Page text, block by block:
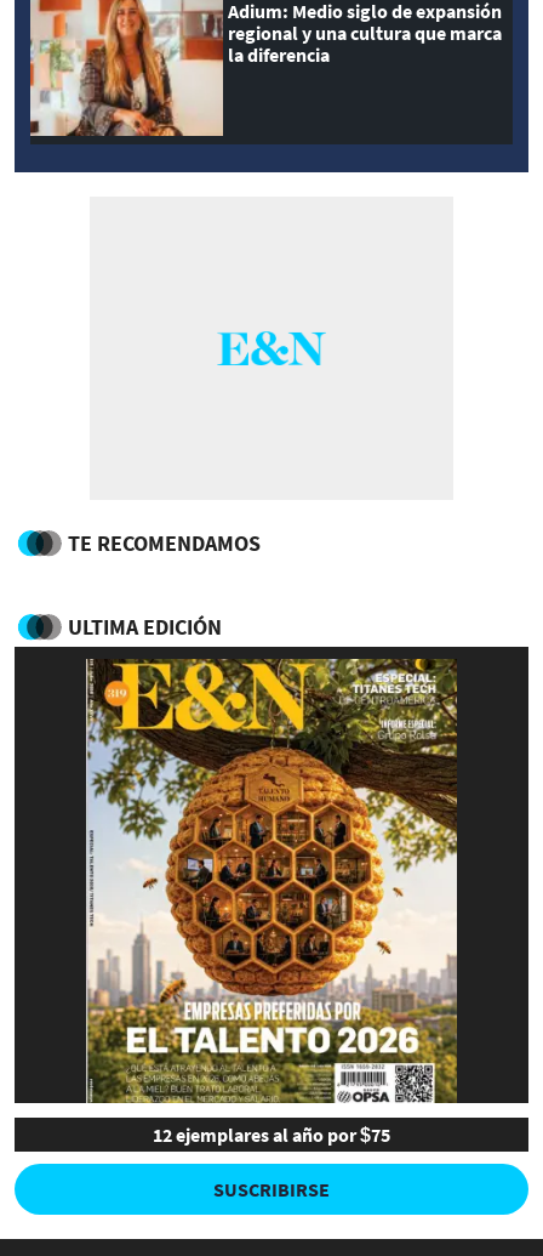
Adium: Medio siglo de expansión
regional y una cultura que marca
la diferencia
TE RECOMENDAMOS
ULTIMA EDICIÓN
12 ejemplares al año por $75
SUSCRIBIRSE